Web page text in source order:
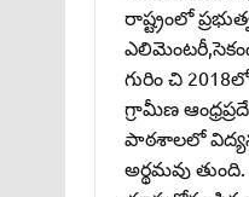
రాష్ట్రంలో
గురిం చి
గ్రామీణ
పాఠశాలలో
అర్థమవు